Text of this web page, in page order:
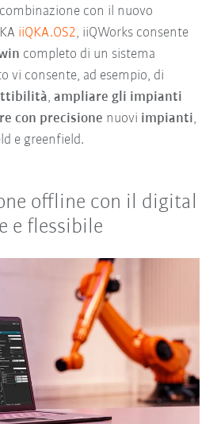
con il nuovo
iiQKA.OS2, iiQWorks consente
completo di un sistema
vi consente, ad esempio, di
,ampliare gli impianti
con precisione nuovi impianti,
e greenfield.
offline con il digital
e flessibile